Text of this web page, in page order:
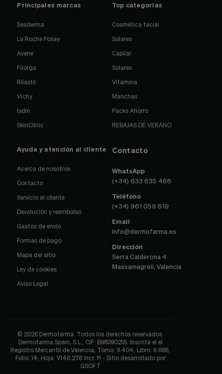
Principales marcas
Sesderma
La Roche Posay
Avene
Filorga
Rilastil
Vichy
Isdin
SkinClinic
Top categorías
Cosmética facial
Solares
Capilar
Solares
Vitamina
Manchas
Packs Ahorro
REBAJAS DE VERANO
Ayuda y atención al cliente
Acerca de nosotros
Contacto
Servicio al cliente
Devolución y reembolso
Gastos de envío
Formas de pago
Mapa del sitio
Ley de cookies
Aviso Legal
Contacto
WhatsApp
(+34) 633 635 468
Teléfono
(+34) 961 059 819
Email
info@dermofarma.es
Dirección
Serra Calderona 4
Massamagrell, Valencia
© 2026 Dermofarma. Todos los derechos reservados.
Dermofarma Spain, S.L., CIF: B98390255. Inscrita el el
Registro Mercantil de Valencia, Tomo: 9.404, Libro: 6.686,
Folio: 14, Hoja: V146.276 Incr. 1ª - Sitio desarrollado por
GSOFT